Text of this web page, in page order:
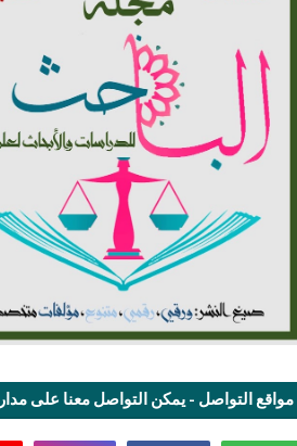
مواقع التواصل - يمكن التواصل معنا على مدار